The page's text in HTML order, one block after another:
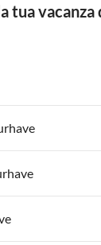
tua vacanza